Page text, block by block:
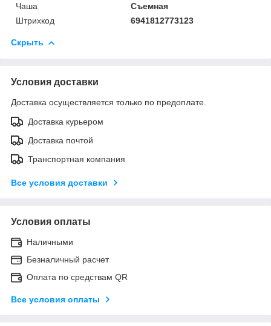
Чаша
Съемная
Штрихкод
6941812773123
Скрыть
Условия доставки
Доставка осуществляется только по предоплате.
Доставка курьером
Доставка почтой
Транспортная компания
Все условия доставки
Условия оплаты
Наличными
Безналичный расчет
Оплата по средствам QR
Все условия оплаты